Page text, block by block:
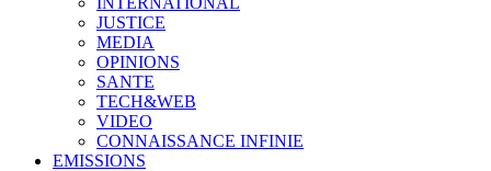
JUSTICE
MEDIA
OPINIONS
SANTE
TECH&WEB
VIDEO
CONNAISSANCE INFINIE
EMISSIONS